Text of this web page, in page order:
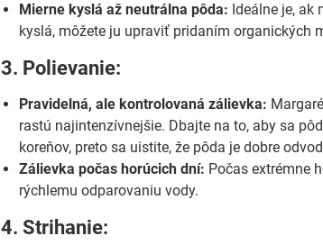
Mierne kyslá až neutrálna pôda: Ideálne je, ak
kyslá, môžete ju upraviť pridaním organických
3. Polievanie:
Pravidelná, ale kontrolovaná zálievka:
rastú najintenzívnejšie. Dbajte na to, aby sa
koreňov, preto sa uistite, že pôda je dobre
Zálievka počas horúcich dní: Počas extrémne
rýchlemu odparovaniu vody.
4. Strihanie: